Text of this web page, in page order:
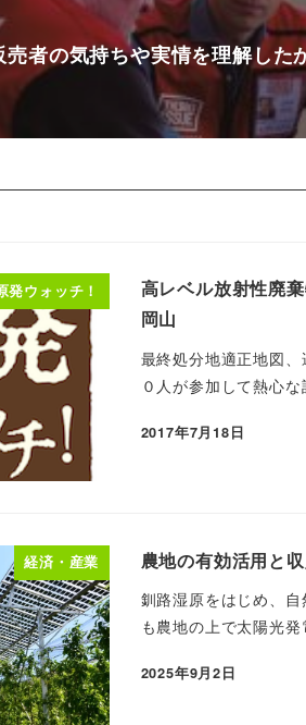
売者の気持ちや実情を理解した
発ウォッチ！
高レベル放射性廃
岡山
最終処分地適正地図
０人が参加して熱心
2017年7月18日
経済・産業 農地の有効活用と
釧路湿原をはじめ、
も農地の上で太陽光
2025年9月2日